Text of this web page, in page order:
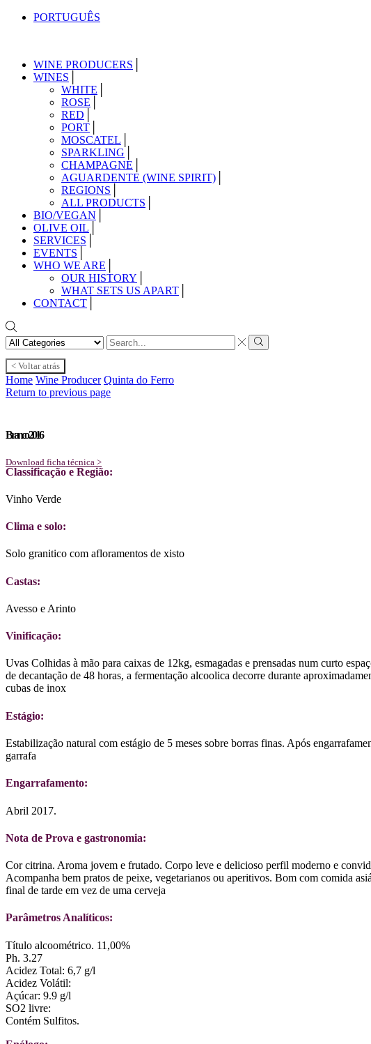
PORTUGUÊS
WINE PRODUCERS
WINES
WHITE
ROSE
RED
PORT
MOSCATEL
SPARKLING
CHAMPAGNE
AGUARDENTE (WINE SPIRIT)
REGIONS
ALL PRODUCTS
BIO/VEGAN
OLIVE OIL
SERVICES
EVENTS
WHO WE ARE
OUR HISTORY
WHAT SETS US APART
CONTACT
Search
input
Search
< Voltar atrás
Home Wine Producer Quinta do Ferro
Return to previous page
Branco 2016
Download ficha técnica >
Classificação e Região:
Vinho Verde
Clima e solo:
Solo granitico com afloramentos de xisto
Castas:
Avesso e Arinto
Vinificação:
Uvas Colhidas à mão para caixas de 12kg, esmagadas e prensadas num curto
de decantação de 48 horas, a fermentação alcoolica decorre durante
cubas de inox
Estágio:
Estabilização natural com estágio de 5 meses sobre borras finas. Após
garrafa
Engarrafamento:
Abril 2017.
Nota de Prova e gastronomia:
Cor citrina. Aroma jovem e frutado. Corpo leve e delicioso perfil moderno e
Acompanha bem pratos de peixe, vegetarianos ou aperitivos. Bom com comida
final de tarde em vez de uma cerveja
Parâmetros Analíticos:
Título alcoométrico. 11,00%
Ph. 3.27
Acidez Total: 6,7 g/l
Acidez Volátil:
Açúcar: 9.9 g/l
SO2 livre:
Contém Sulfitos.